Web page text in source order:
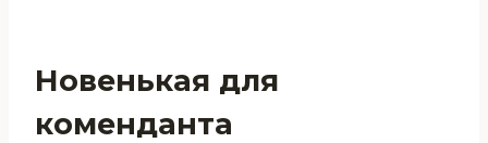
Новенькая для
коменданта